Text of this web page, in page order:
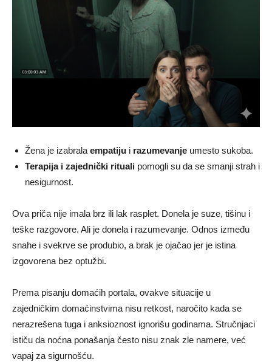
Žena je izabrala empatiju i razumevanje umesto sukoba.
Terapija i zajednički rituali pomogli su da se smanji strah i
nesigurnost.
Ova priča nije imala brz ili lak rasplet. Donela je suze, tišinu i
teške razgovore. Ali je donela i razumevanje. Odnos između
snahe i svekrve se produbio, a brak je ojačao jer je istina
izgovorena bez optužbi.
Prema pisanju domaćih portala, ovakve situacije u
zajedničkim domaćinstvima nisu retkost, naročito kada se
nerazrešena tuga i anksioznost ignorišu godinama. Stručnjaci
ističu da noćna ponašanja često nisu znak zle namere, već
vapaj za sigurnošću.